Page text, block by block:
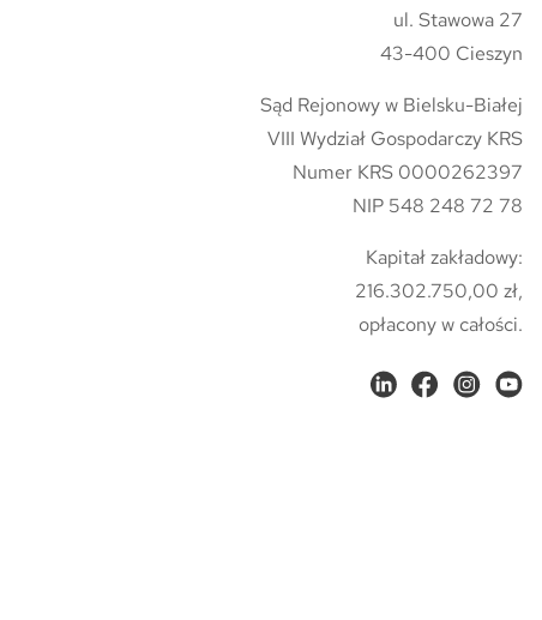
ul. Stawowa 27
43-400 Cieszyn
Sąd Rejonowy w Bielsku-Białej
VIII Wydział Gospodarczy KRS
Numer KRS 0000262397
NIP 548 248 72 78
Kapitał zakładowy:
216.302.750,00 zł,
opłacony w całości.